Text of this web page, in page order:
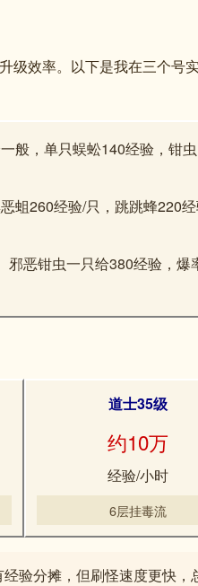
级效率。以下是我在三个号
般，单只蜈蚣140经验，钳虫
蛆260经验/只，跳跳蜂220经
邪恶钳虫一只给380经验，爆
道士35级
约10万
经验/小时
6层挂毒流
验分摊，但刷怪速度更快，